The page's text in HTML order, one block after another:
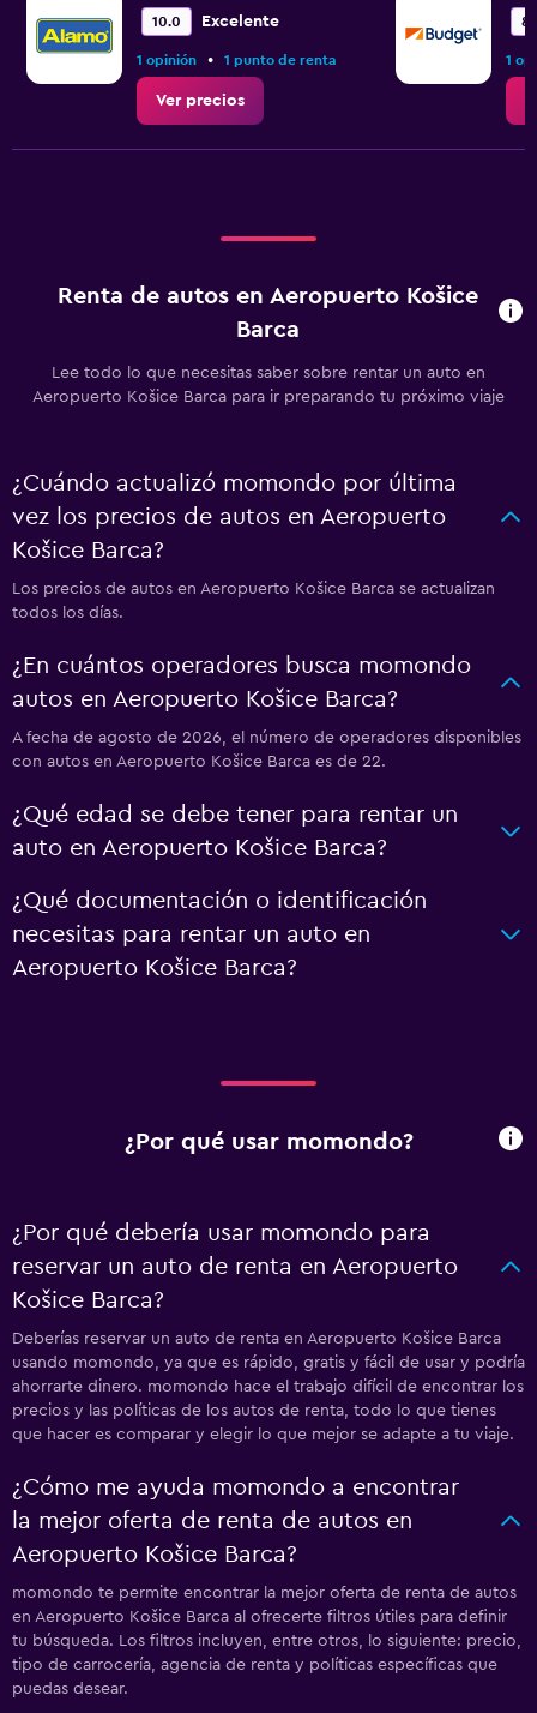
10.0 Excelente
1 opinión • 1 punto de renta
Ver precios
1
Renta de autos en Aeropuerto Košice
Barca
Lee todo lo que necesitas saber sobre rentar un auto en
Aeropuerto Košice Barca para ir preparando tu próximo viaje
¿Cuándo actualizó momondo por última
vez los precios de autos en Aeropuerto
Košice Barca?
Los precios de autos en Aeropuerto Košice Barca se actualizan
todos los días.
¿En cuántos operadores busca momondo
autos en Aeropuerto Košice Barca?
A fecha de agosto de 2026, el número de operadores disponibles
con autos en Aeropuerto Košice Barca es de 22.
¿Qué edad se debe tener para rentar un
auto en Aeropuerto Košice Barca?
¿Qué documentación o identificación
necesitas para rentar un auto en
Aeropuerto Košice Barca?
¿Por qué usar momondo?
¿Por qué debería usar momondo para
reservar un auto de renta en Aeropuerto
Košice Barca?
Deberías reservar un auto de renta en Aeropuerto Košice Barca
usando momondo, ya que es rápido, gratis y fácil de usar y podría
ahorrarte dinero. momondo hace el trabajo difícil de encontrar los
precios y las políticas de los autos de renta, todo lo que tienes
que hacer es comparar y elegir lo que mejor se adapte a tu viaje.
¿Cómo me ayuda momondo a encontrar
la mejor oferta de renta de autos en
Aeropuerto Košice Barca?
momondo te permite encontrar la mejor oferta de renta de autos
en Aeropuerto Košice Barca al ofrecerte filtros útiles para definir
tu búsqueda. Los filtros incluyen, entre otros, lo siguiente: precio,
tipo de carrocería, agencia de renta y políticas específicas que
puedas desear.